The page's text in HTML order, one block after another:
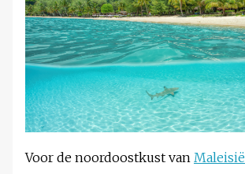
Voor de noordoostkust van Maleisië